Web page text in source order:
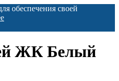
обеспечения своей
ЖК Белый